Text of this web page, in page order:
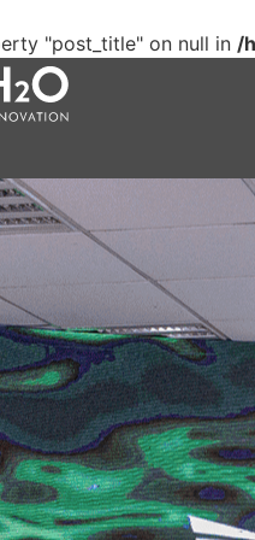
"post_title" on null in /